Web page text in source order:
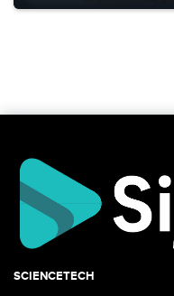
SCIENCETECH